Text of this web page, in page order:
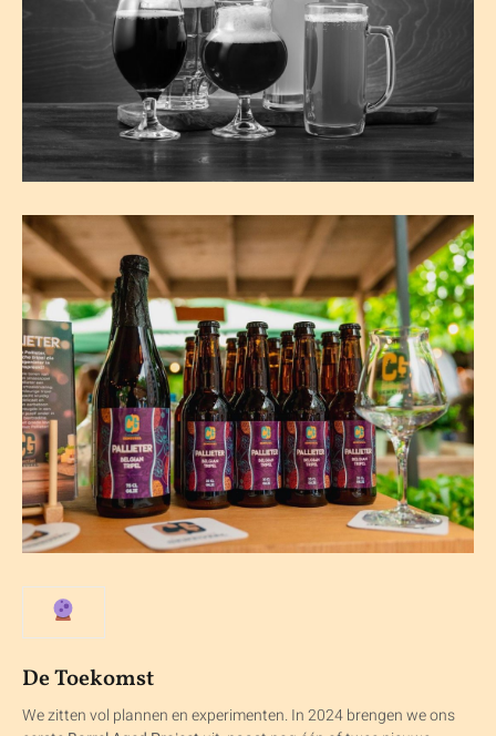
De Toekomst
We zitten vol plannen en experimenten. In 2024 brengen we ons